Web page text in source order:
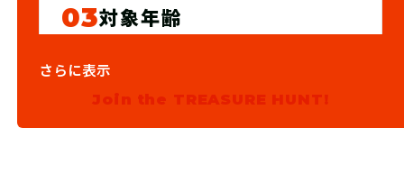
03対象年齢
12歳以上
さらに表示
Join the TREASURE HUNT!